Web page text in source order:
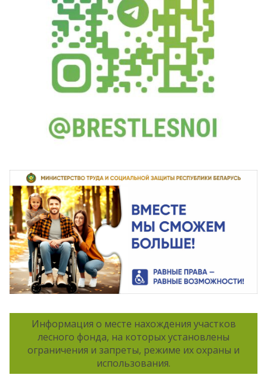
Информация о месте нахождения участков
лесного фонда, на которых установлены
ограничения и запреты, режиме их охраны и
использования.